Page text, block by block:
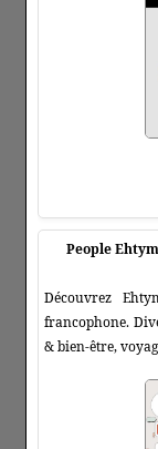
People
Découvrez
francophone.
& bien-être,